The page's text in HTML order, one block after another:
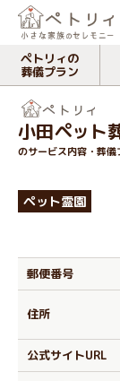
ペトリィの
葬儀プラン
小田ペット
のサービス内容・葬儀
ペット霊園
郵便番号
住所
公式サイトURL